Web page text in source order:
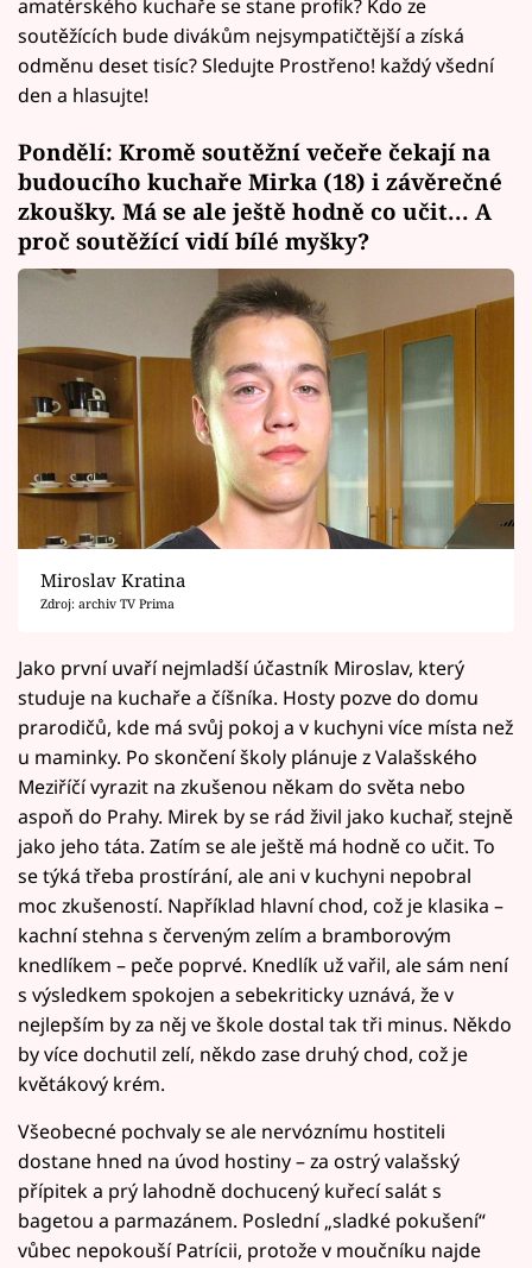
amatérského kuchaře se stane profík? Kdo ze
soutěžících bude divákům nejsympatičtější a získá
odměnu deset tisíc? Sledujte Prostřeno! každý všední
den a hlasujte!
Pondělí: Kromě soutěžní večeře čekají na
budoucího kuchaře Mirka (18) i závěrečné
zkoušky. Má se ale ještě hodně co učit... A
proč soutěžící vidí bílé myšky?
Miroslav Kratina
Zdroj: archiv TV Prima
Jako první uvaří nejmladší účastník Miroslav, který
studuje na kuchaře a číšníka. Hosty pozve do domu
prarodičů, kde má svůj pokoj a v kuchyni více místa než
u maminky. Po skončení školy plánuje z Valašského
Meziříčí vyrazit na zkušenou někam do světa nebo
aspoň do Prahy. Mirek by se rád živil jako kuchař, stejně
jako jeho táta. Zatím se ale ještě má hodně co učit. To
se týká třeba prostírání, ale ani v kuchyni nepobral
moc zkušeností. Například hlavní chod, což je klasika –
kachní stehna s červeným zelím a bramborovým
knedlíkem – peče poprvé. Knedlík už vařil, ale sám není
s výsledkem spokojen a sebekriticky uznává, že v
nejlepším by za něj ve škole dostal tak tři minus. Někdo
by více dochutil zelí, někdo zase druhý chod, což je
květákový krém.
Všeobecné pochvaly se ale nervóznímu hostiteli
dostane hned na úvod hostiny – za ostrý valašský
přípitek a prý lahodně dochucený kuřecí salát s
bagetou a parmazánem. Poslední „sladké pokušení“
vůbec nepokouší Patrícii, protože v moučníku najde